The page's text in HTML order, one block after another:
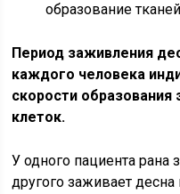
образование
Период заживления
каждого человека
скорости образования
клеток.
У одного пациента рана
другого заживает десна